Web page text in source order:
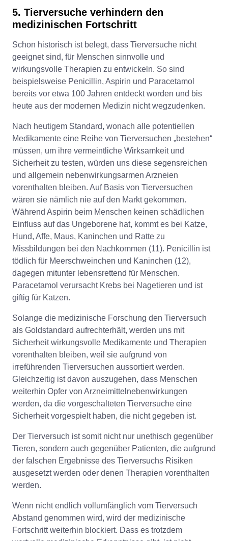
5. Tierversuche verhindern den
medizinischen Fortschritt
Schon historisch ist belegt, dass Tierversuche nicht
geeignet sind, für Menschen sinnvolle und
wirkungsvolle Therapien zu entwickeln. So sind
beispielsweise Penicillin, Aspirin und Paracetamol
bereits vor etwa 100 Jahren entdeckt worden und bis
heute aus der modernen Medizin nicht wegzudenken.
Nach heutigem Standard, wonach alle potentiellen
Medikamente eine Reihe von Tierversuchen „bestehen“
müssen, um ihre vermeintliche Wirksamkeit und
Sicherheit zu testen, würden uns diese segensreichen
und allgemein nebenwirkungsarmen Arzneien
vorenthalten bleiben. Auf Basis von Tierversuchen
wären sie nämlich nie auf den Markt gekommen.
Während Aspirin beim Menschen keinen schädlichen
Einfluss auf das Ungeborene hat, kommt es bei Katze,
Hund, Affe, Maus, Kaninchen und Ratte zu
Missbildungen bei den Nachkommen (11). Penicillin ist
tödlich für Meerschweinchen und Kaninchen (12),
dagegen mitunter lebensrettend für Menschen.
Paracetamol verursacht Krebs bei Nagetieren und ist
giftig für Katzen.
Solange die medizinische Forschung den Tierversuch
als Goldstandard aufrechterhält, werden uns mit
Sicherheit wirkungsvolle Medikamente und Therapien
vorenthalten bleiben, weil sie aufgrund von
irreführenden Tierversuchen aussortiert werden.
Gleichzeitig ist davon auszugehen, dass Menschen
weiterhin Opfer von Arzneimittelnebenwirkungen
werden, da die vorgeschalteten Tierversuche eine
Sicherheit vorgespielt haben, die nicht gegeben ist.
Der Tierversuch ist somit nicht nur unethisch gegenüber
Tieren, sondern auch gegenüber Patienten, die aufgrund
der falschen Ergebnisse des Tierversuchs Risiken
ausgesetzt werden oder denen Therapien vorenthalten
werden.
Wenn nicht endlich vollumfänglich vom Tierversuch
Abstand genommen wird, wird der medizinische
Fortschritt weiterhin blockiert. Dass es trotzdem